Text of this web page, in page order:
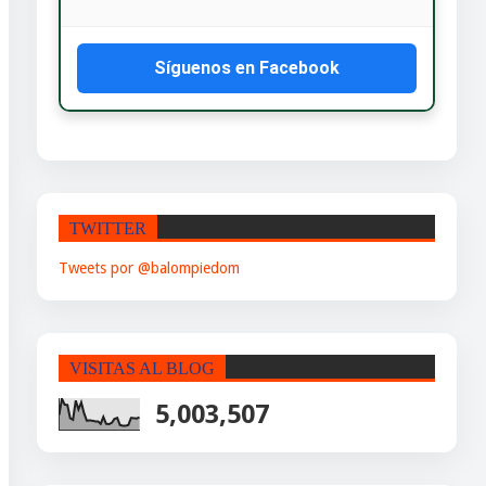
Síguenos en Facebook
TWITTER
Tweets por @balompiedom
VISITAS AL BLOG
5,003,507